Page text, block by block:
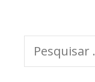
por: